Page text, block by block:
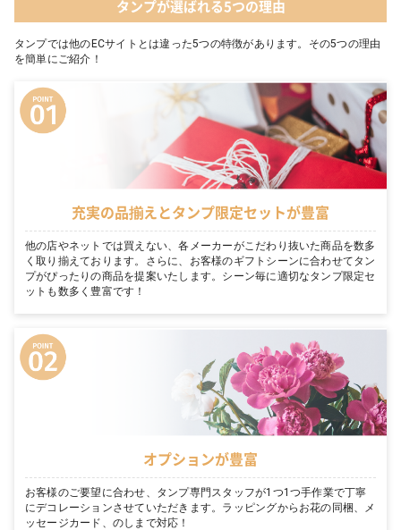
タンプが選ばれる5つの理由
タンプでは他のECサイトとは違った5つの特徴があります。その5つの理由
を簡単にご紹介！
充実の品揃えとタンプ限定セットが豊富
他の店やネットでは買えない、各メーカーがこだわり抜いた商品を数多
く取り揃えております。さらに、お客様のギフトシーンに合わせてタン
プがぴったりの商品を提案いたします。シーン毎に適切なタンプ限定セ
ットも数多く豊富です！
オプションが豊富
お客様のご要望に合わせ、タンプ専門スタッフが1つ1つ手作業で丁寧
にデコレーションさせていただきます。ラッピングからお花の同梱、メ
ッセージカード、のしまで対応！